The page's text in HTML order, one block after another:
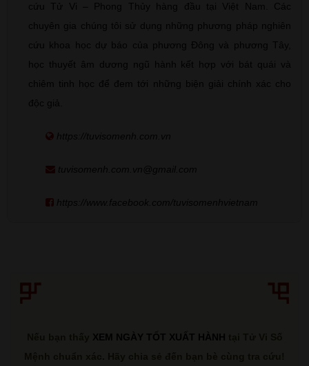
cứu Tử Vi – Phong Thủy hàng đầu tại Việt Nam. Các
chuyên gia chúng tôi sử dụng những phương pháp nghiên
cứu khoa học dự báo của phương Đông và phương Tây,
học thuyết âm dương ngũ hành kết hợp với bát quái và
chiêm tinh học để đem tới những biện giải chính xác cho
độc giả.
https://tuvisomenh.com.vn
tuvisomenh.com.vn@gmail.com
https://www.facebook.com/tuvisomenhvietnam
XEM NGÀY TỐT XUẤT HÀNH